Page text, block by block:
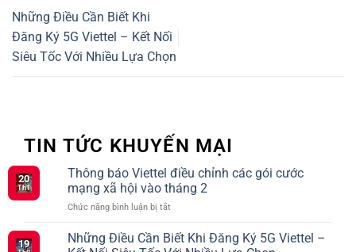
Những Điều Cần Biết Khi
Đăng Ký 5G Viettel – Kết Nối
Siêu Tốc Với Nhiều Lựa Chọn
TIN TỨC KHUYẾN MẠI
20
Th1
Thông báo Viettel điều chỉnh các gói cước
mạng xã hội vào tháng 2
Chức năng bình luận bị tắt
báo
Viettel
19
Những Điều Cần Biết Khi Đăng Ký 5G Viettel –